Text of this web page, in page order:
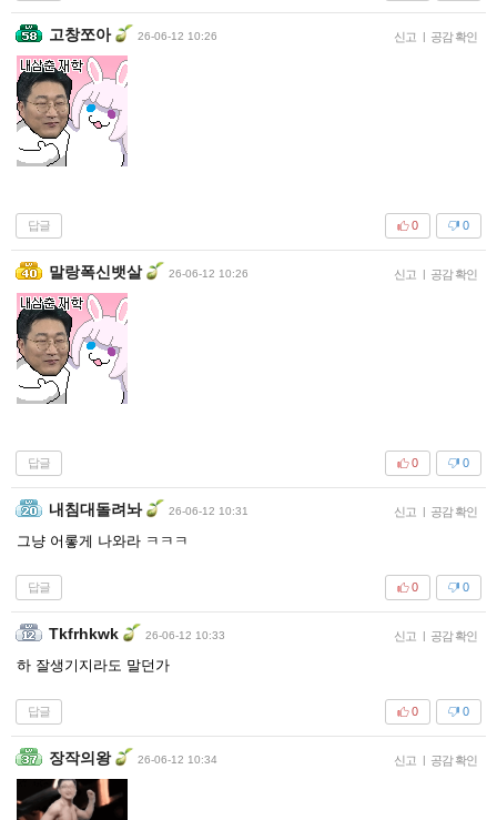
고창쪼아 26-06-12 10:26 신고 | 공감 확인
답글 0
0
말랑폭신뱃살 26-06-12 10:26 신고 | 공감 확인
답글 0
0
내침대돌려놔 26-06-12 10:31 신고 | 공감 확인
그냥 어롷게 나와라 ㅋㅋㅋ
답글 0
0
Tkfrhkwk 26-06-12 10:33 신고 | 공감 확인
하 잘생기지라도 말던가
답글 0
0
장작의왕 26-06-12 10:34 신고 | 공감 확인